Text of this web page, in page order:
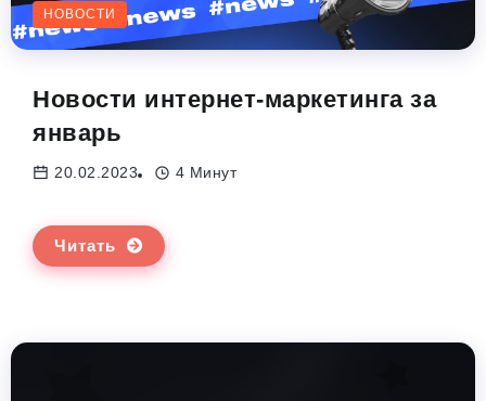
НОВОСТИ
Новости интернет-маркетинга за
январь
20.02.2023 4 Минут
Читать